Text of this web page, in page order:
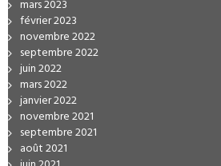
mars 2023
février 2023
novembre 2022
septembre 2022
juin 2022
mars 2022
janvier 2022
novembre 2021
septembre 2021
août 2021